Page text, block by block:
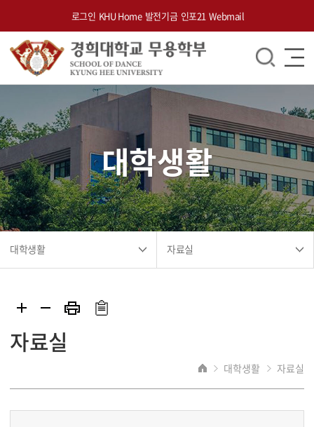
로그인 KHU Home 발전기금 인포21 Webmail
대학생활
대학생활 자료실
자료실
대학생활 자료실